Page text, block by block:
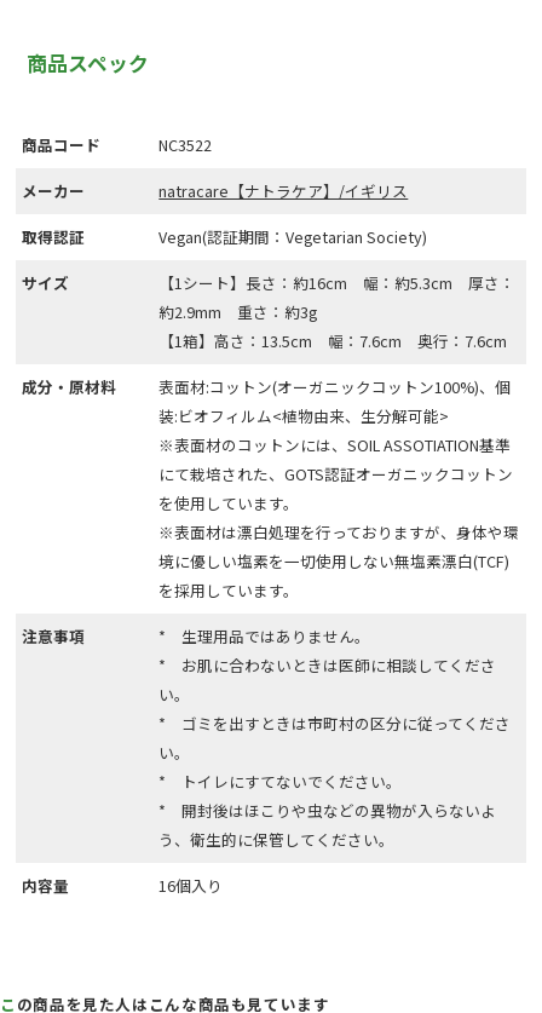
商品スペック
商品コード
NC3522
メーカー
natracare【ナトラケア】/イギリス
取得認証
Vegan(認証期間：Vegetarian Society)
サイズ
【1シート】長さ：約16cm 幅：約5.3cm 厚さ：
約2.9mm 重さ：約3g
【1箱】高さ：13.5cm 幅：7.6cm 奥行：7.6cm
成分・原材料
表面材:コットン(オーガニックコットン100%)、個
装:ビオフィルム<植物由来、生分解可能>
※表面材のコットンには、SOIL ASSOTIATION基準
にて栽培された、GOTS認証オーガニックコットン
を使用しています。
※表面材は漂白処理を行っておりますが、身体や環
境に優しい塩素を一切使用しない無塩素漂白(TCF)
を採用しています。
注意事項
* 生理用品ではありません。
* お肌に合わないときは医師に相談してくださ
い。
* ゴミを出すときは市町村の区分に従ってくださ
い。
* トイレにすてないでください。
* 開封後はほこりや虫などの異物が入らないよ
う、衛生的に保管してください。
内容量
16個入り
この商品を見た人はこんな商品も見ています